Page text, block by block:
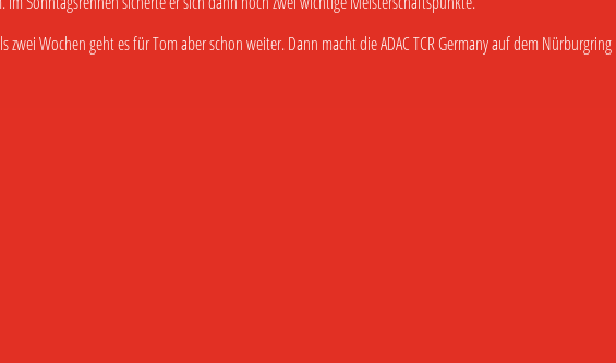
zwei Wochen geht es für Tom aber schon weiter. Dann macht die ADAC TCR Germany auf dem